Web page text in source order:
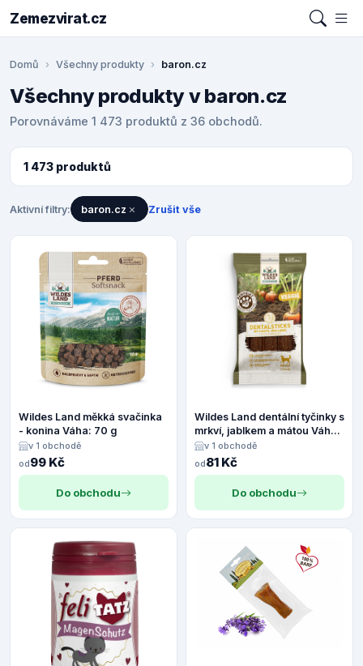
Zemezvirat.cz
Domů Všechny produkty baron.cz
Všechny produkty v baron.cz
Porovnáváme 1 473 produktů z 36 obchodů.
1 473 produktů
Aktivní filtry: baron.cz Zrušit vše
Wildes Land měkká svačinka
- konina Váha: 70 g
v 1 obchodě
od99 Kč
Do obchodu
Wildes Land dentální tyčinky s
mrkví, jablkem a mátou Váha:
180 g
v 1 obchodě
od81 Kč
Do obchodu